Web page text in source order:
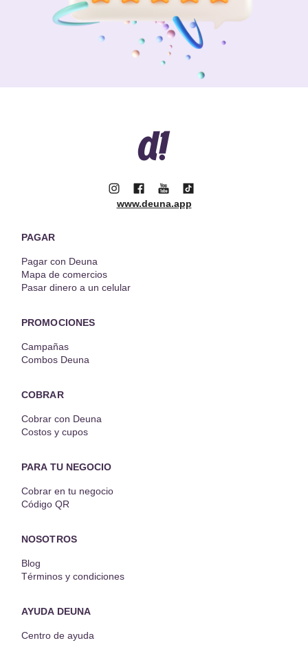
www.deuna.app
PAGAR
Pagar con Deuna
Mapa de comercios
Pasar dinero a un celular
PROMOCIONES
Campañas
Combos Deuna
COBRAR
Cobrar con Deuna
Costos y cupos
PARA TU NEGOCIO
Cobrar en tu negocio
Código QR
NOSOTROS
Blog
Términos y condiciones
AYUDA DEUNA
Centro de ayuda